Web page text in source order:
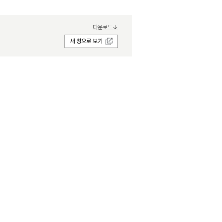
다운로드↓
새 창으로 보기